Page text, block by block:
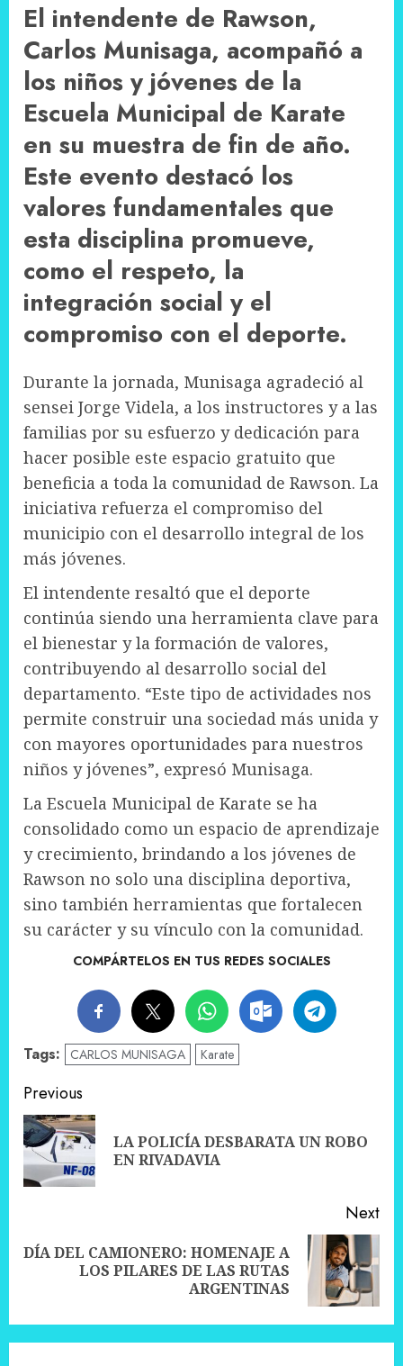
El intendente de Rawson,
Carlos Munisaga, acompañó a
los niños y jóvenes de la
Escuela Municipal de Karate
en su muestra de fin de año.
Este evento destacó los
valores fundamentales que
esta disciplina promueve,
como el respeto, la
integración social y el
compromiso con el deporte.
Durante la jornada, Munisaga agradeció al
sensei Jorge Videla, a los instructores y a las
familias por su esfuerzo y dedicación para
hacer posible este espacio gratuito que
beneficia a toda la comunidad de Rawson. La
iniciativa refuerza el compromiso del
municipio con el desarrollo integral de los
más jóvenes.
El intendente resaltó que el deporte
continúa siendo una herramienta clave para
el bienestar y la formación de valores,
contribuyendo al desarrollo social del
departamento. “Este tipo de actividades nos
permite construir una sociedad más unida y
con mayores oportunidades para nuestros
niños y jóvenes”, expresó Munisaga.
La Escuela Municipal de Karate se ha
consolidado como un espacio de aprendizaje
y crecimiento, brindando a los jóvenes de
Rawson no solo una disciplina deportiva,
sino también herramientas que fortalecen
su carácter y su vínculo con la comunidad.
COMPÁRTELOS EN TUS REDES SOCIALES
Tags: CARLOS MUNISAGA Karate
Post
navigation
Previous
LA POLICÍA DESBARATA UN ROBO
EN RIVADAVIA
Next
Next
DÍA DEL CAMIONERO: HOMENAJE A
LOS PILARES DE LAS RUTAS
ARGENTINAS